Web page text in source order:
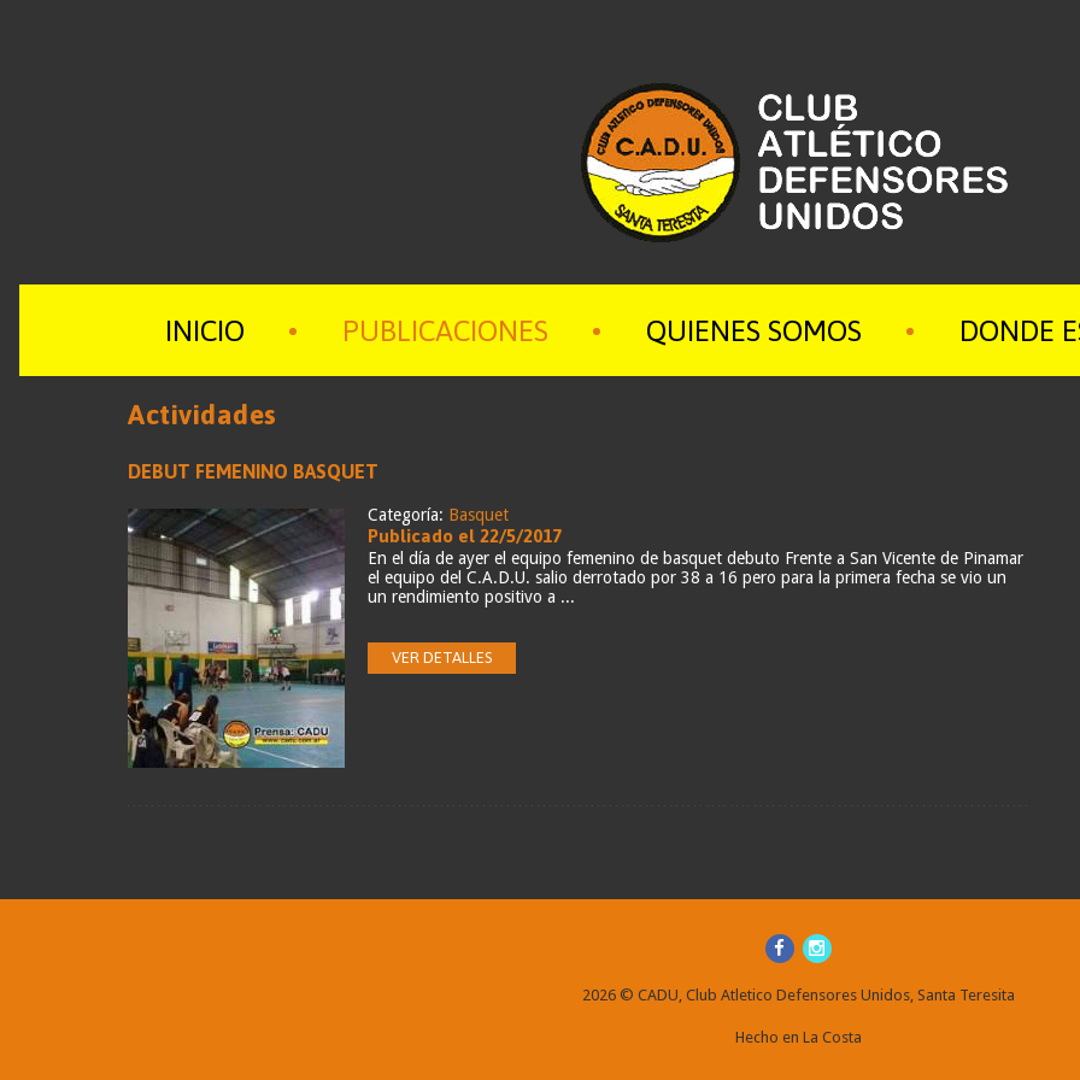
INICIO PUBLICACIONES QUIENES SOMOS DONDE
Actividades
DEBUT FEMENINO BASQUET
Categoría: Basquet
Publicado el 22/5/2017
En el día de ayer el equipo femenino de basquet debuto Frente a San Vicente de Pinamar
el equipo del C.A.D.U. salio derrotado por 38 a 16 pero para la primera fecha se vio un
un rendimiento positivo a ...
VER DETALLES
2026© CADU, Club Atletico Defensores Unidos, Santa Teresita
Hecho en La Costa